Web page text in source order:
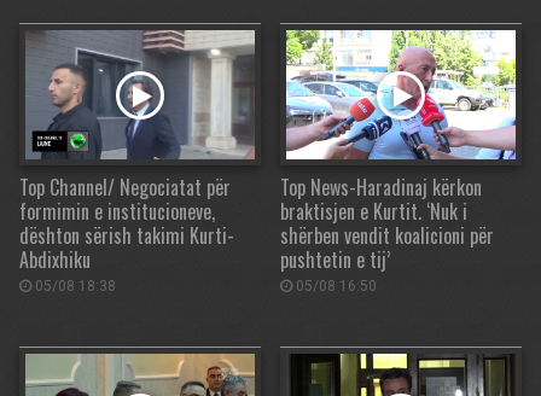
Top Channel/ Negociatat për
formimin e institucioneve,
dështon sërish takimi Kurti-
Abdixhiku
05/08 18:38
Top News-Haradinaj kërkon
braktisjen e Kurtit. ‘Nuk i
shërben vendit koalicioni për
pushtetin e tij’
05/08 16:50